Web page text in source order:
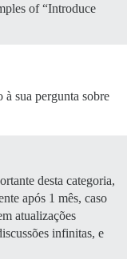
of “Introduce
sua pergunta sobre
desta categoria,
após 1 mês, caso
atualizações
infinitas, e